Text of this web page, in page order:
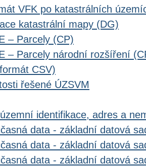
VFK po katastrálních
katastrální mapy (DG)
– Parcely (CP)
– Parcely národní rozšíření
CSV)
řešené ÚZSVM
identifikace, adres a
data - základní datová
data - základní datová
data - základní datová